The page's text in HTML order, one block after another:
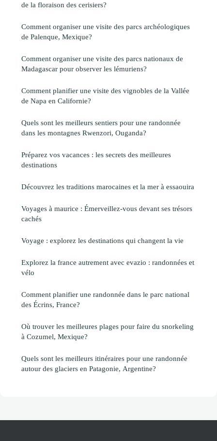
de la floraison des cerisiers?
Comment organiser une visite des parcs archéologiques
de Palenque, Mexique?
Comment organiser une visite des parcs nationaux de
Madagascar pour observer les lémuriens?
Comment planifier une visite des vignobles de la Vallée
de Napa en Californie?
Quels sont les meilleurs sentiers pour une randonnée
dans les montagnes Rwenzori, Ouganda?
Préparez vos vacances : les secrets des meilleures
destinations
Découvrez les traditions marocaines et la mer à essaouira
Voyages à maurice : Émerveillez-vous devant ses trésors
cachés
Voyage : explorez les destinations qui changent la vie
Explorez la france autrement avec evazio : randonnées et
vélo
Comment planifier une randonnée dans le parc national
des Écrins, France?
Où trouver les meilleures plages pour faire du snorkeling
à Cozumel, Mexique?
Quels sont les meilleurs itinéraires pour une randonnée
autour des glaciers en Patagonie, Argentine?